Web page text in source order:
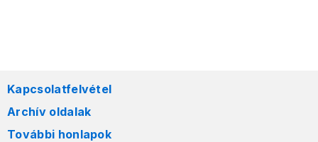
Kapcsolatfelvétel
Archív oldalak
További honlapok